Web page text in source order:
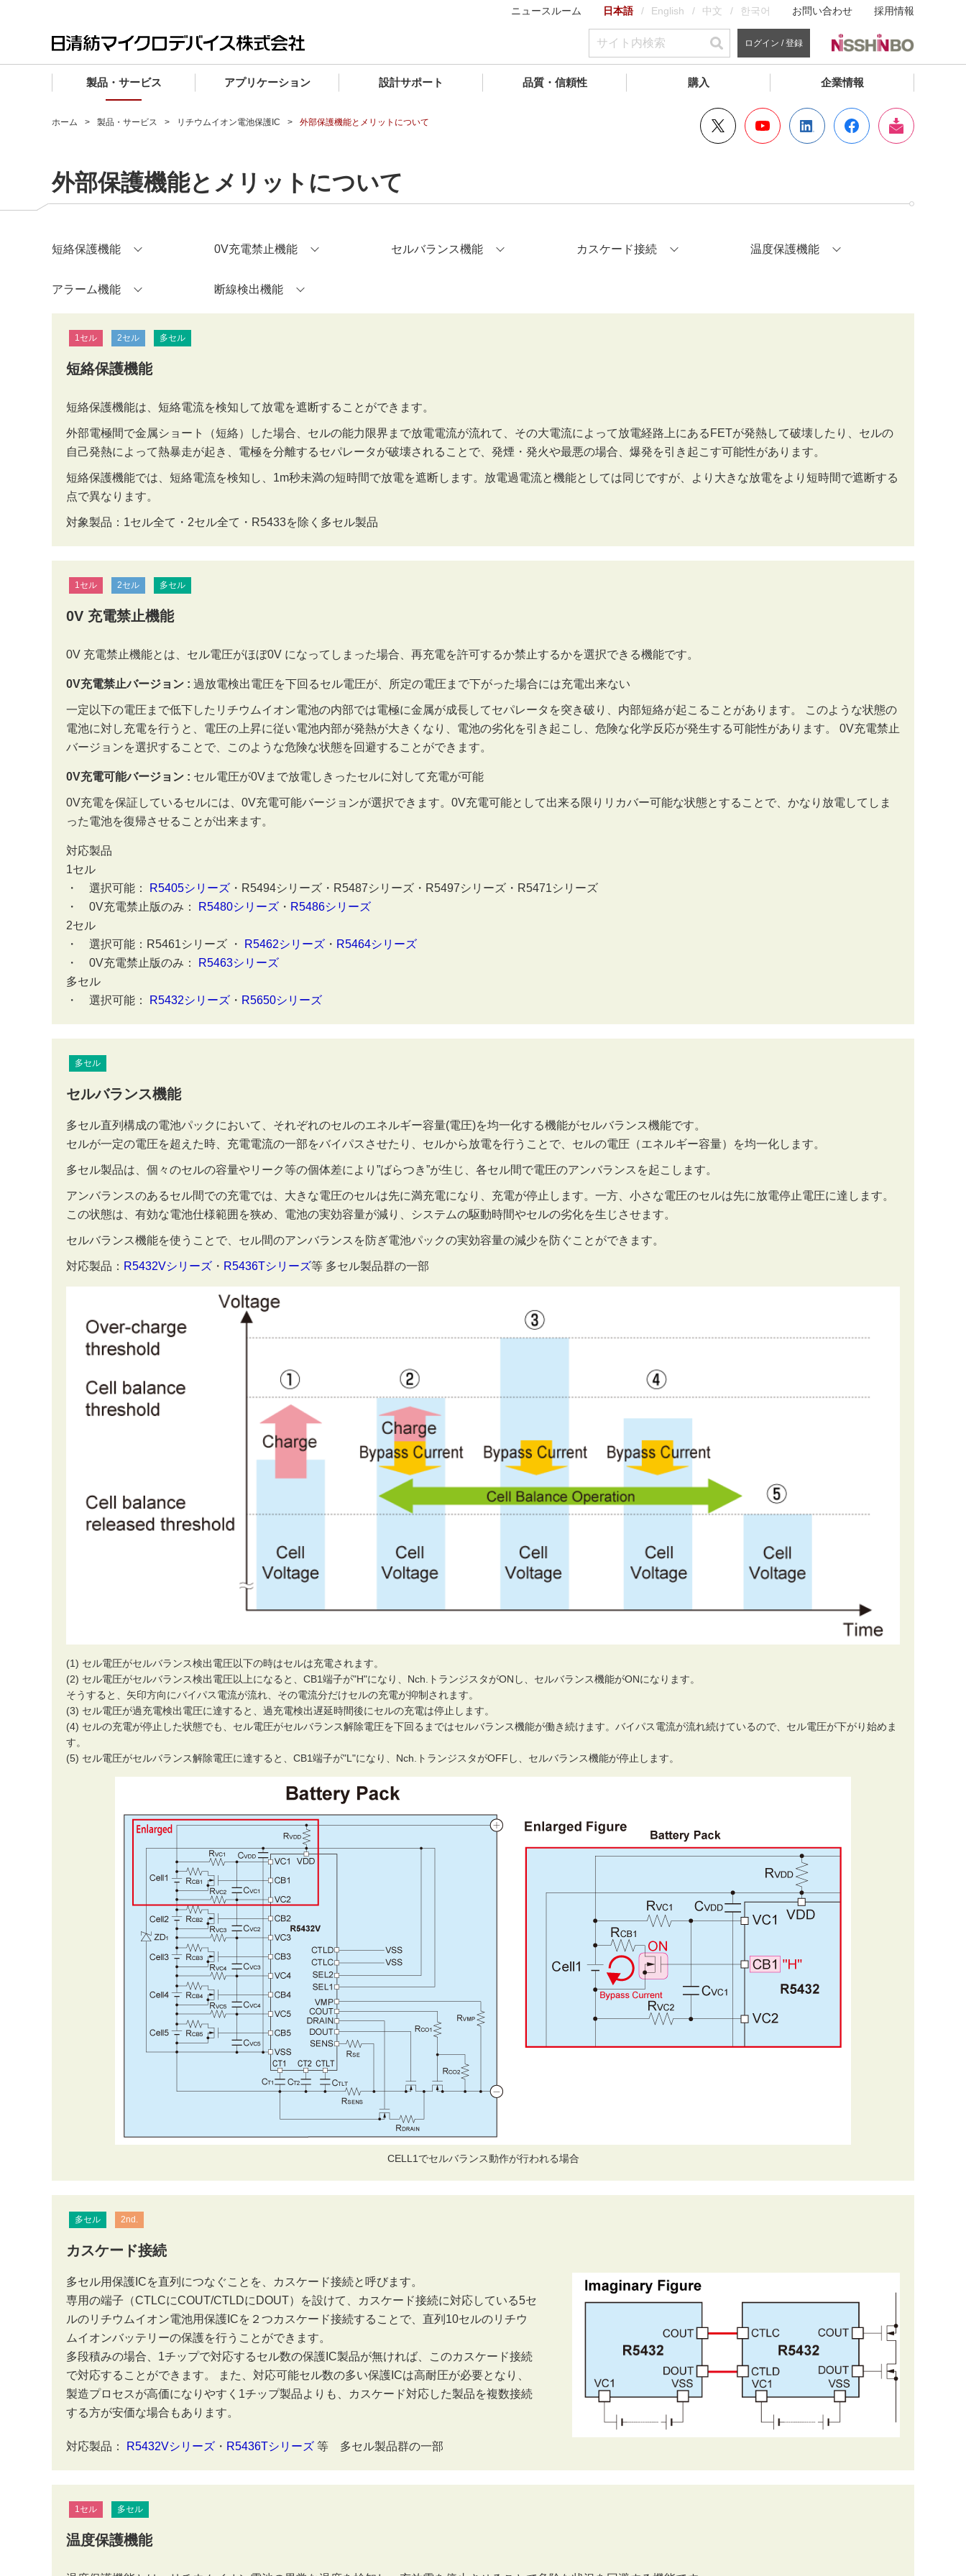
ニュースルーム 日本語 English 中文 한국어 お問い合わせ 採用情報
ログイン / 登録
製品・サービス
マイクロ波製品
ファウンドリサービス
MUSESオフィシャルWebサイト
アプリケーション
車載機器向けIC
産業機器向けIC
設計サポート
マイクロ波製品
あなたの設計に合わせたサポートコンテンツ
品質・信頼性
電子デバイス製品
マイクロ波製品
購入
マイクロ波製品
企業情報
企業理念
会社概要
IR情報
ホーム 製品・サービス リチウムイオン電池保護IC 外部保護機能とメリットについて
外部保護機能とメリットについて
短絡保護機能 0V充電禁止機能 セルバランス機能 カスケード接続 温度保護機能
アラーム機能 断線検出機能
1セル 2セル 多セル
短絡保護機能
短絡保護機能は、短絡電流を検知して放電を遮断することができます。
外部電極間で金属ショート（短絡）した場合、セルの能力限界まで放電電流が流れて、その大電流によって放電経路上にあるFETが発熱して破壊したり、セルの
自己発熱によって熱暴走が起き、電極を分離するセパレータが破壊されることで、発煙・発火や最悪の場合、爆発を引き起こす可能性があります。
短絡保護機能では、短絡電流を検知し、1m秒未満の短時間で放電を遮断します。放電過電流と機能としては同じですが、より大きな放電をより短時間で遮断する
点で異なります。
対象製品：1セル全て・2セル全て・R5433を除く多セル製品
1セル 2セル 多セル
0V 充電禁止機能
0V 充電禁止機能とは、セル電圧がほぼ0V になってしまった場合、再充電を許可するか禁止するかを選択できる機能です。
0V充電禁止バージョン : 過放電検出電圧を下回るセル電圧が、所定の電圧まで下がった場合には充電出来ない
一定以下の電圧まで低下したリチウムイオン電池の内部では電極に金属が成長してセパレータを突き破り、内部短絡が起こることがあります。 このような状態の
電池に対し充電を行うと、電圧の上昇に従い電池内部が発熱が大きくなり、電池の劣化を引き起こし、危険な化学反応が発生する可能性があります。 0V充電禁止
バージョンを選択することで、このような危険な状態を回避することができます。
0V充電可能バージョン : セル電圧が0Vまで放電しきったセルに対して充電が可能
0V充電を保証しているセルには、0V充電可能バージョンが選択できます。0V充電可能として出来る限りリカバー可能な状態とすることで、かなり放電してしま
った電池を復帰させることが出来ます。
対応製品
1セル
・ 選択可能：
R5405シリーズ ・R5494シリーズ・R5487シリーズ・R5497シリーズ・R5471シリーズ
・ 0V充電禁止版のみ：
R5480シリーズ ・ R5486シリーズ
2セル
・ 選択可能：R5461シリーズ ・
R5462シリーズ ・ R5464シリーズ
・ 0V充電禁止版のみ：
R5463シリーズ
多セル
・ 選択可能：
R5432シリーズ ・ R5650シリーズ
多セル
セルバランス機能
多セル直列構成の電池パックにおいて、それぞれのセルのエネルギー容量(電圧)を均一化する機能がセルバランス機能です。
セルが一定の電圧を超えた時、充電電流の一部をバイパスさせたり、セルから放電を行うことで、セルの電圧（エネルギー容量）を均一化します。
多セル製品は、個々のセルの容量やリーク等の個体差により”ばらつき”が生じ、各セル間で電圧のアンバランスを起こします。
アンバランスのあるセル間での充電では、大きな電圧のセルは先に満充電になり、充電が停止します。一方、小さな電圧のセルは先に放電停止電圧に達します。
この状態は、有効な電池仕様範囲を狭め、電池の実効容量が減り、システムの駆動時間やセルの劣化を生じさせます。
セルバランス機能を使うことで、セル間のアンバランスを防ぎ電池パックの実効容量の減少を防ぐことができます。
対応製品： R5432Vシリーズ ・ R5436Tシリーズ等 多セル製品群の一部
(1) セル電圧がセルバランス検出電圧以下の時はセルは充電されます。
(2) セル電圧がセルバランス検出電圧以上になると、CB1端子が"H"になり、Nch.トランジスタがONし、セルバランス機能がONになります。
そうすると、矢印方向にバイパス電流が流れ、その電流分だけセルの充電が抑制されます。
(3) セル電圧が過充電検出電圧に達すると、過充電検出遅延時間後にセルの充電は停止します。
(4) セルの充電が停止した状態でも、セル電圧がセルバランス解除電圧を下回るまではセルバランス機能が働き続けます。バイパス電流が流れ続けているので、セル電圧が下がり始めま
す。
(5) セル電圧がセルバランス解除電圧に達すると、CB1端子が"L"になり、Nch.トランジスタがOFFし、セルバランス機能が停止します。
CELL1でセルバランス動作が行われる場合
多セル 2nd.
カスケード接続
多セル用保護ICを直列につなぐことを、カスケード接続と呼びます。
専用の端子（CTLCにCOUT/CTLDにDOUT）を設けて、カスケード接続に対応している5セ
ルのリチウムイオン電池用保護ICを２つカスケード接続することで、直列10セルのリチウ
ムイオンバッテリーの保護を行うことができます。
多段積みの場合、1チップで対応するセル数の保護IC製品が無ければ、このカスケード接続
で対応することができます。 また、対応可能セル数の多い保護ICは高耐圧が必要となり、
製造プロセスが高価になりやすく1チップ製品よりも、カスケード対応した製品を複数接続
する方が安価な場合もあります。
対応製品： R5432Vシリーズ ・ R5436Tシリーズ 等 多セル製品群の一部
1セル 多セル
温度保護機能